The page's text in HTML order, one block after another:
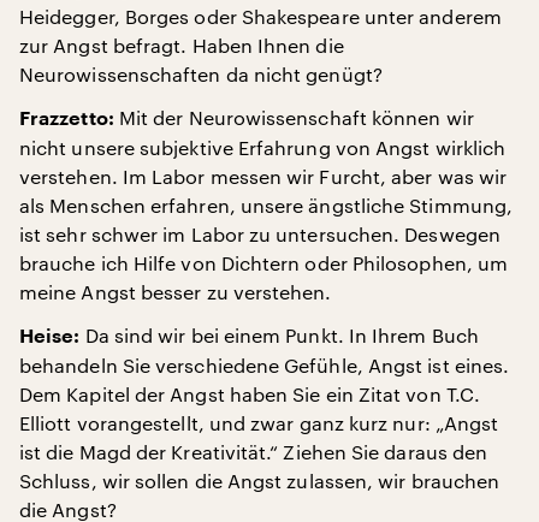
Heidegger, Borges oder Shakespeare unter anderem
zur Angst befragt. Haben Ihnen die
Neurowissenschaften da nicht genügt?
Frazzetto: Mit der Neurowissenschaft können wir
nicht unsere subjektive Erfahrung von Angst wirklich
verstehen. Im Labor messen wir Furcht, aber was wir
als Menschen erfahren, unsere ängstliche Stimmung,
ist sehr schwer im Labor zu untersuchen. Deswegen
brauche ich Hilfe von Dichtern oder Philosophen, um
meine Angst besser zu verstehen.
Heise: Da sind wir bei einem Punkt. In Ihrem Buch
behandeln Sie verschiedene Gefühle, Angst ist eines.
Dem Kapitel der Angst haben Sie ein Zitat von T.C.
Elliott vorangestellt, und zwar ganz kurz nur: „Angst
ist die Magd der Kreativität.“ Ziehen Sie daraus den
Schluss, wir sollen die Angst zulassen, wir brauchen
die Angst?